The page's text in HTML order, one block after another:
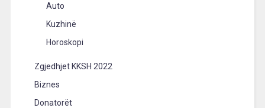
Auto
Kuzhinë
Horoskopi
Zgjedhjet KKSH 2022
Biznes
Donatorët